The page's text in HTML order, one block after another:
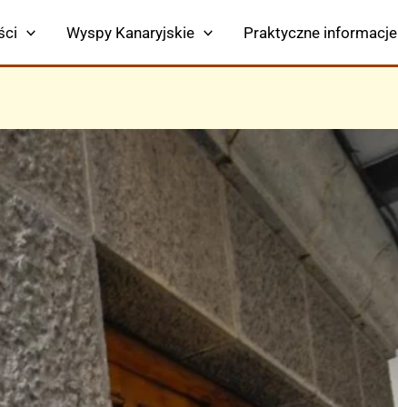
Wyspy Kanaryjskie Praktyczne informacje